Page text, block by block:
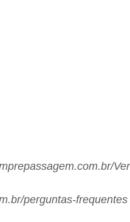
perguntas-frequentes